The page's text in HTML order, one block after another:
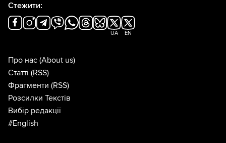
Стежити:
UA EN
Про нас (About us)
Статті (RSS)
Фрагменти (RSS)
Розсилки Текстів
Вибір редакції
#English